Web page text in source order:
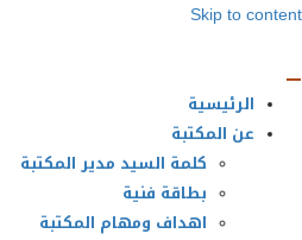
Skip to content
الرئيسية
عن المكتبة
كلمة السيد مدير المكتبة
بطاقة فنية
اهداف ومهام المكتبة